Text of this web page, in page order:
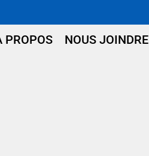
PROPOS NOUS JOINDRE